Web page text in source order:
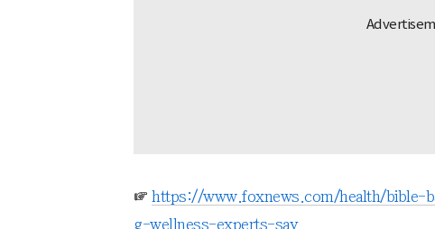
☞ https://www.foxnews.com/health/bible-
g-wellness-experts-say